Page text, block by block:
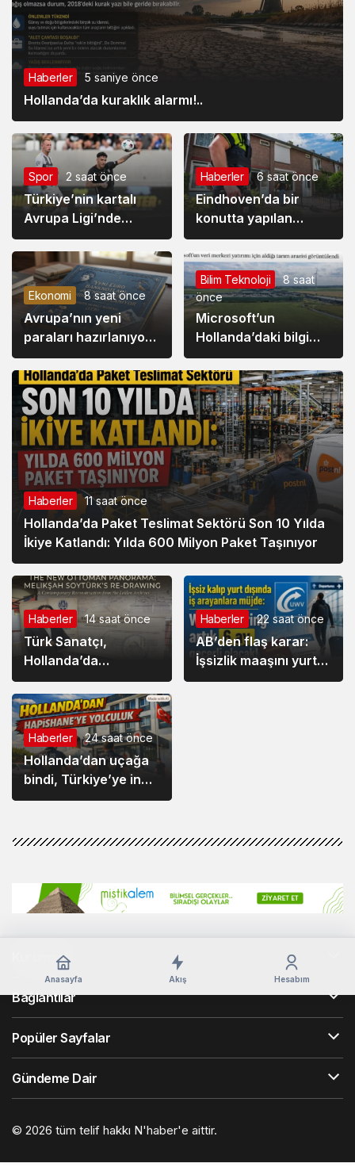
Haberler 5 saniye önce
Hollanda’da kuraklık alarmı!..
Spor 2 saat önce
Türkiye’nin kartalı
Avrupa Ligi’nde
Samet’le uçtu:
Hradec Kralove 0 –
Beşiktaş 1
Haberler 6 saat önce
Eindhoven’da bir
konutta yapılan
aramada silaha
benzer bir nesne
bulundu.
Ekonomi 8 saat önce
Avrupa’nın yeni
paraları hazırlanıyor:
Euro banknotları
yeniden tasarlanıyor
Bilim Teknoloji
8 saat
önce
Microsoft’un
Hollanda’daki bilgi
tarlası dron ile
görüntülendi
Haberler 11 saat önce
Hollanda’da Paket Teslimat Sektörü Son 10 Yılda
İkiye Katlandı: Yılda 600 Milyon Paket Taşınıyor
Haberler 14 saat önce
Türk Sanatçı,
Hollanda’da
sergilenen
Danimarkalı ressam
Lorck’un İstanbul
Panoraması’nı
Millileştirdi
Haberler 22 saat önce
AB’den flaş karar:
İşsizlik maaşını yurt
dışına taşıma süresi
Haberler 24 saat önce
Hollanda’dan uçağa
bindi, Türkiye’ye iner
inmez tutuklandı
Anasayfa Akış Hesabım
Kurumsal
Bağlantılar
Popüler Sayfalar
Gündeme Dair
© 2026 tüm telif hakkı N'haber'e aittir.